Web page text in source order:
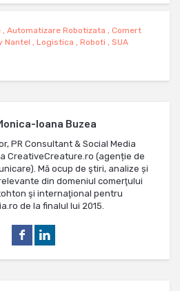
, Automatizare Robotizata , Comert
Nantel , Logistica , Roboti , SUA
Ioana Buzea
PR Consultant & Social Media
CreativeCreature.ro (agenție de
Mă ocup de ştiri, analize și
din domeniul comerţului
şi internaţional pentru
de la finalul lui 2015.